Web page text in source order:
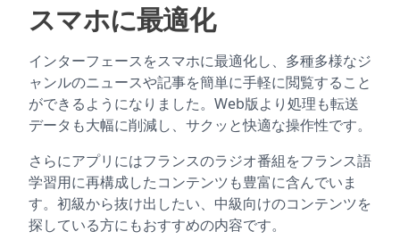
スマホに最適化
インターフェースをスマホに最適化し、多種多様なジ
ャンルのニュースや記事を簡単に手軽に閲覧すること
ができるようになりました。Web版より処理も転送
データも大幅に削減し、サクッと快適な操作性です。
さらにアプリにはフランスのラジオ番組をフランス語
学習用に再構成したコンテンツも豊富に含んでいま
す。初級から抜け出したい、中級向けのコンテンツを
探している方にもおすすめの内容です。